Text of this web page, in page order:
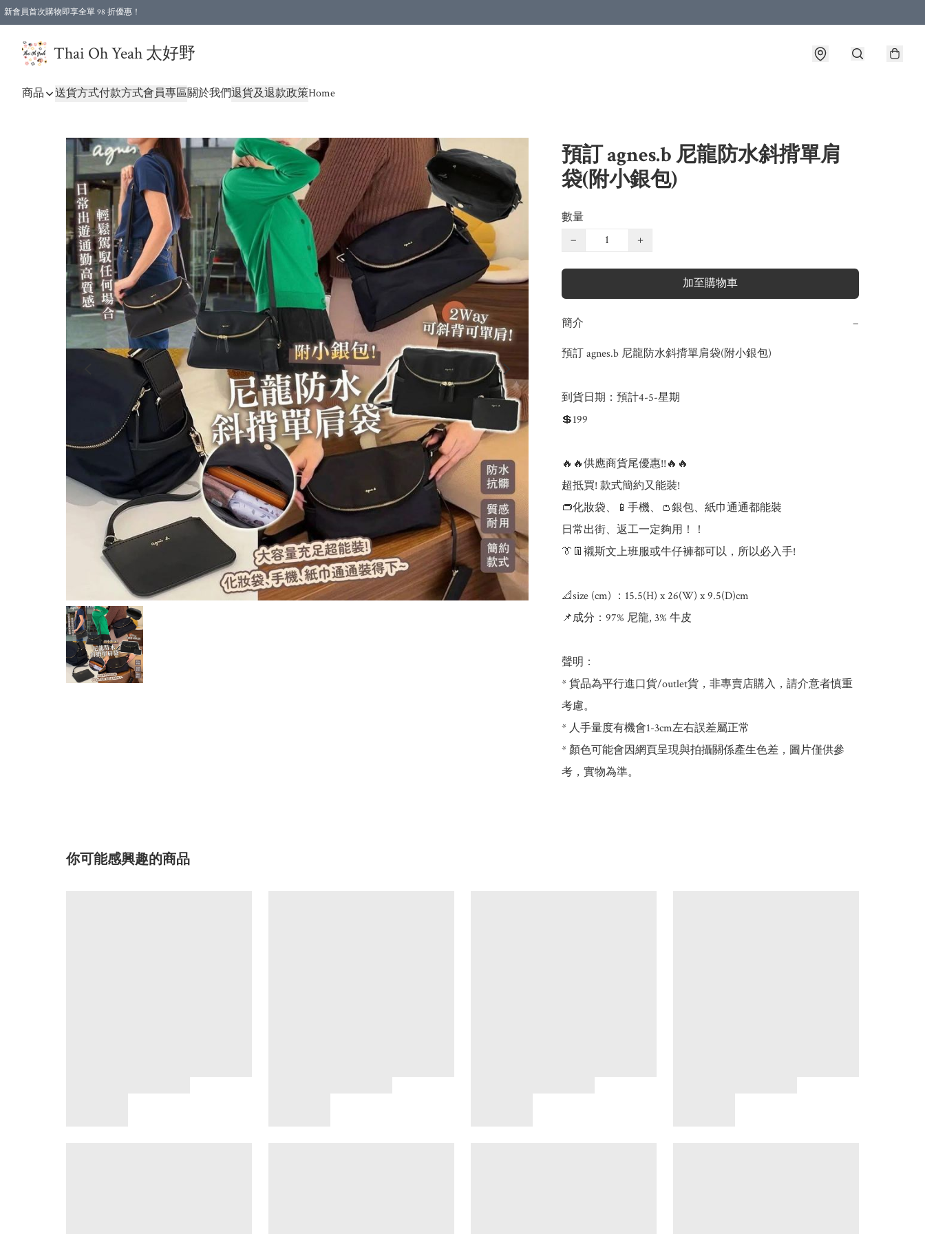
新會員首次購物即享全單 98 折優惠！
Thai Oh Yeah 太好野
商品 送貨方式付款方式會員專區關於我們退貨及退款政策Home
預訂 agnes.b 尼龍防水斜揹單肩
袋(附小銀包)
數量
−
+
加至購物車
簡介 −
預訂 agnes.b 尼龍防水斜揹單肩袋(附小銀包)
到貨日期：預計4-5-星期
💲199
🔥🔥供應商貨尾優惠!!🔥🔥
超抵買! 款式簡約又能裝!
👝化妝袋、📱手機、👛銀包、紙巾通通都能裝
日常出街、返工一定夠用！！
👔👖襯斯文上班服或牛仔褲都可以，所以必入手!
📐size (cm) ：15.5(H) x 26(W) x 9.5(D)cm
📌成分：97% 尼龍, 3% 牛皮
聲明：
* 貨品為平行進口貨/outlet貨，非專賣店購入，請介意者慎重
考慮。
* 人手量度有機會1-3cm左右誤差屬正常
* 顏色可能會因網頁呈現與拍攝關係產生色差，圖片僅供參
考，實物為準。
你可能感興趣的商品